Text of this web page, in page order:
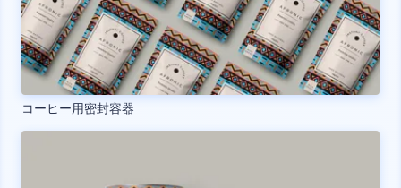
コーヒー用密封容器